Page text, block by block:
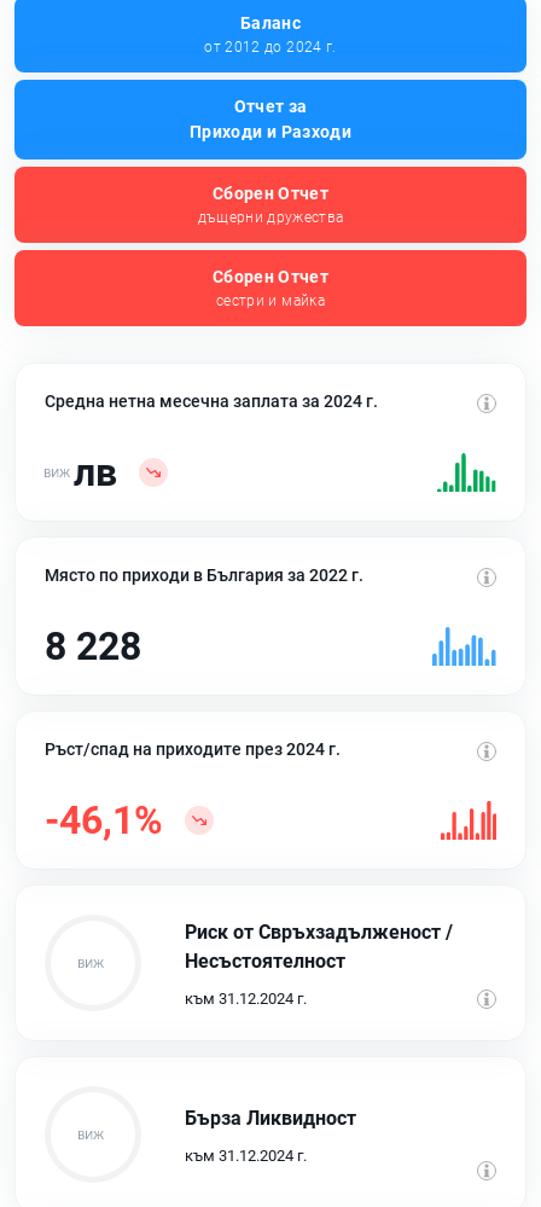
Баланс
от 2012 до 2024 г.
Отчет за
Приходи и Разходи
Сборен Отчет
дъщерни дружества
Сборен Отчет
сестри и майка
Средна нетна месечна заплата за 2024 г.
лв
Място по приходи в България за 2022 г.
8 228
Ръст/спад на приходите през 2024 г.
-46,1%
Риск от Свръхзадълженост /
Несъстоятелност
към 31.12.2024 г.
Бърза Ликвидност
към 31.12.2024 г.